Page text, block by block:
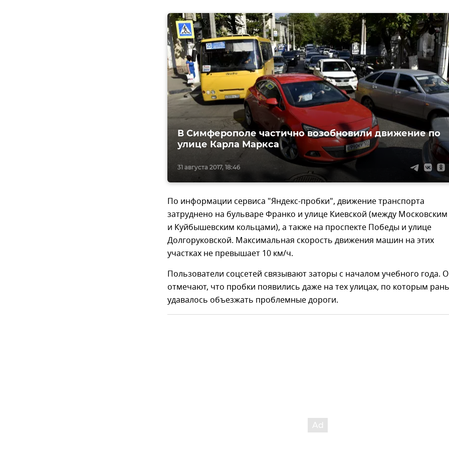
31 августа 2017, 18:46
В Симферополе частично возобновили движение по
улице Карла Маркса
По информации сервиса "Яндекс-пробки", движение транспорта
затруднено на бульваре Франко и улице Киевской (между Московским
и Куйбышевским кольцами), а также на проспекте Победы и улице
Долгоруковской. Максимальная скорость движения машин на этих
участках не превышает 10 км/ч.
Пользователи соцсетей связывают заторы с началом учебного года.
отмечают, что пробки появились даже на тех улицах, по которым
удавалось объезжать проблемные дороги.